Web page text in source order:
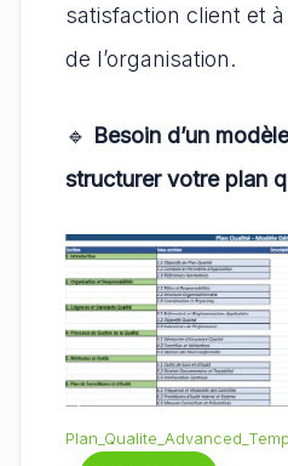
satisfaction client et
de l’organisation.
🔹 Besoin d’un
structurer votre plan